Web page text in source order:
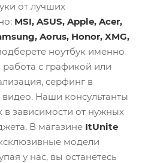
от лучших
MSI, ASUS, Apple, Acer,
Aorus, Honor, XMG,
ноутбук именно
с графикой или
серфинг в
Наши консультанты
в зависимости от нужных
В магазине ItUnite
модели
у нас, вы останетесь